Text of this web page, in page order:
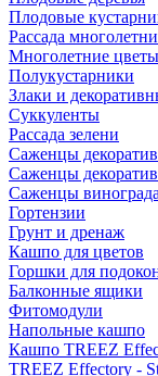
Плодовые
Рассада
Многолетние цветы
Полукустарники
Злаки и
Суккуленты
Рассада зелени
Саженцы
Саженцы
Саженцы винограда
Гортензии
Грунт и дренаж
Кашпо для цветов
Горшки для
Балконные ящики
Фитомодули
Напольные кашпо
Кашпо TREEZ
TREEZ Effectory -